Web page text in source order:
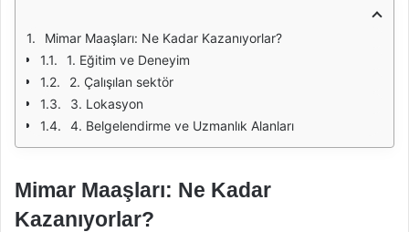
Mimar Maaşları: Ne Kadar Kazanıyorlar?
1. Eğitim ve Deneyim
2. Çalışılan sektör
3. Lokasyon
4. Belgelendirme ve Uzmanlık Alanları
Mimar Maaşları: Ne Kadar
Kazanıyorlar?